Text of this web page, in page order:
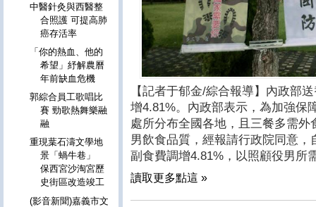
【記者于郁金/綜合報導】內政部
增4.81%。內政部表示，為加強保
處所分布全國各地，且三餐多需
男飲食品質，經報請行政院同意
副食費調增4.81%，以照顧役男所
讀取更多點這 »
中醫針灸與西醫整
合照護 可提高肺
癌存活率
「你的熱血、他的
希望」紓解農曆
年前缺血危機
郭綜合員工歌唱比
賽 勁歌熱舞樂融
融
重現葉石濤文學地
景「蝸牛巷」
保西宮沙淘宮歷
史街區改造竣工
(影音新聞)嘉義市文